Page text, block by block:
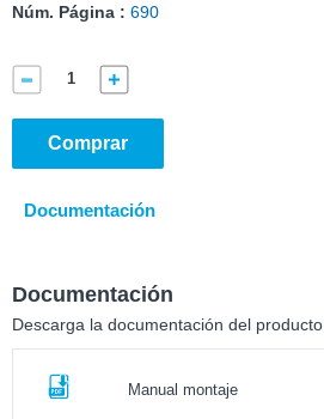
Núm. Página : 690
Comprar
Documentación
Documentación
Descarga la documentación del producto
Manual montaje